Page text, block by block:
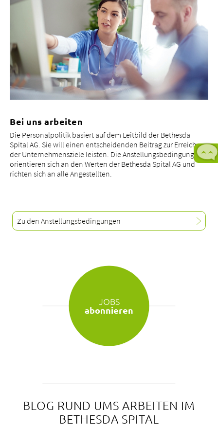
Bei uns arbeiten
Die Personalpolitik basiert auf dem Leitbild der Bethesda
Spital AG. Sie will einen entscheidenden Beitrag zur Erreichung
der Unternehmensziele leisten. Die Anstellungsbedingungen
orientieren sich an den Werten der Bethesda Spital AG und
richten sich an alle Angestellten.
Zu den Anstellungsbedingungen
JOBS
abonnieren
BLOG RUND UMS ARBEITEN IM
BETHESDA SPITAL